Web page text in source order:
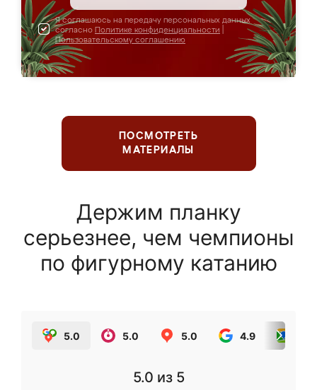
Я соглашаюсь на передачу персональных данных
согласно Политике конфиденциальности
Пользовательскому соглашению
ПОСМОТРЕТЬ
МАТЕРИАЛЫ
Держим планку
серьезнее, чем чемпионы
по фигурному катанию
5.0 5.0 5.0 4.9
5.0 из 5